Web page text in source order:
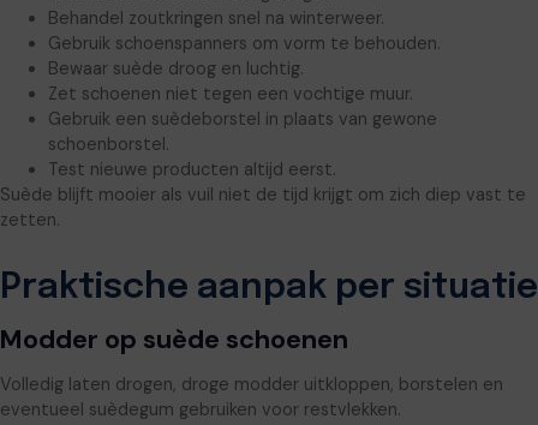
Behandel zoutkringen snel na winterweer.
Gebruik schoenspanners om vorm te behouden.
Bewaar suède droog en luchtig.
Zet schoenen niet tegen een vochtige muur.
Gebruik een suèdeborstel in plaats van gewone
schoenborstel.
Test nieuwe producten altijd eerst.
Suède blijft mooier als vuil niet de tijd krijgt om zich diep vast te
zetten.
Praktische aanpak per situatie
Modder op suède schoenen
Volledig laten drogen, droge modder uitkloppen, borstelen en
eventueel suèdegum gebruiken voor restvlekken.